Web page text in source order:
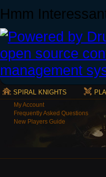
Hmm
SPIRAL KNIGHTS
My Account
Frequently Asked Questions
New Players Guide